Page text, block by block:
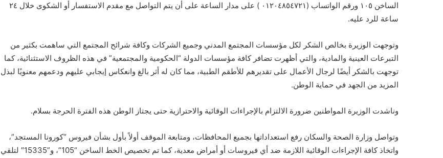
الساخن ١٠٥ ورقم الواتساب (٠١٢٠٤٨٥٤٧٢١ ) على مدار الساعة على أن يتم التواصل مع مقدم الاستفسار أو الشكوى خلال ٢٤
ساعة للرد عليه.
وتوجهت الوزيرة بخالص الشكر لكل مؤسسات المجتمع المدني وجميع الشركات وكافة شرائح المجتمع التي ساهمت بكثير من
التبرعات العينية والمادية، والتي أظهرت تضافر كافة مؤسسات الدولة “الحكومية والمجتمعية” في هذه الظروف الاستثنائية، كما
توجهت بالشكر أيضًا لرجال الأعمال على تقديرهم للأطقم الطبية، مما كان له أثر بالغ وانعكاس إيجابي عليهم ودعمهم معنويًا لبذل
المزيد من الجهد في حماية الوطن.
وناشدت الوزيرة المواطنين ضرورة الالتزام بالإجراءات الوقائية والاحترازية حتى يجتاز الوطن هذه الفترة الحرجة بسلام.
وتواصل وزارة الصحة والسكان رفع استعداداتها بجميع المحافظات، ومتابعة الموقف أولاً بأول بشأن فيروس “كورونا المستجد”،
واتخاذ كافة الإجراءات الوقائية اللازمة ضد أي فيروسات أو أمراض معدية، كما تم تخصيص الخط الساخن “105”، و”15335″ لتلقي